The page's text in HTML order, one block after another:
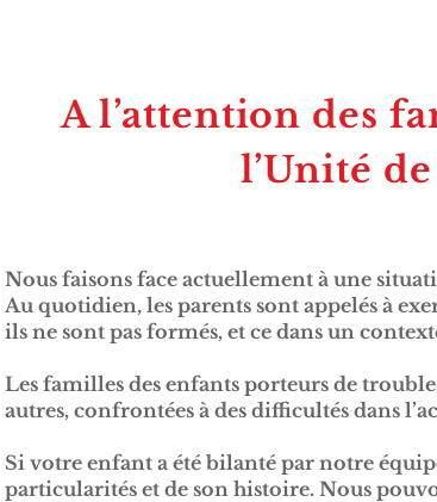
A l’attention des
l’Unité
Nous faisons face actuellement à une
Au quotidien, les parents sont appelés à
ils ne sont pas formés, et ce dans un
Les familles des enfants porteurs de
autres, confrontées à des difficultés dans
Si votre enfant a été bilanté par notre
particularités et de son histoire. Nous